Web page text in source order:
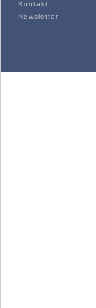
Kontakt
Newsletter